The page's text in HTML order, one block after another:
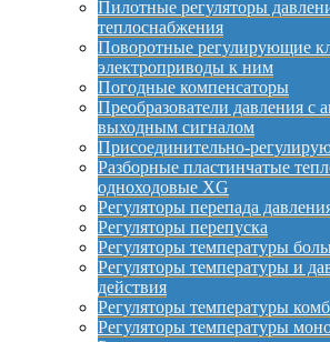
Пилотные регуляторы
теплоснабжения
Поворотные регулирующие
электроприводы к ним
Погодные компенсаторы
Преобразователи давления с
выходным сигналом
Присоединительно-
Разборные пластинчатые
одноходовые XG
Регуляторы перепада
Регуляторы перепуска
Регуляторы температуры
Регуляторы температуры и
действия
Регуляторы температуры
Регуляторы температуры